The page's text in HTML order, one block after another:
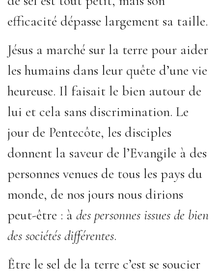
efficacité dépasse largement sa taille.
Jésus a marché sur la terre pour aider
les humains dans leur quête d’une vie
heureuse. Il faisait le bien autour de
lui et cela sans discrimination. Le
jour de Pentecôte, les disciples
donnent la saveur de l’Evangile à des
personnes venues de tous les pays du
monde, de nos jours nous dirions
peut-être : à des personnes issues de bien
des sociétés différentes.
Être le sel de la terre c’est se soucier